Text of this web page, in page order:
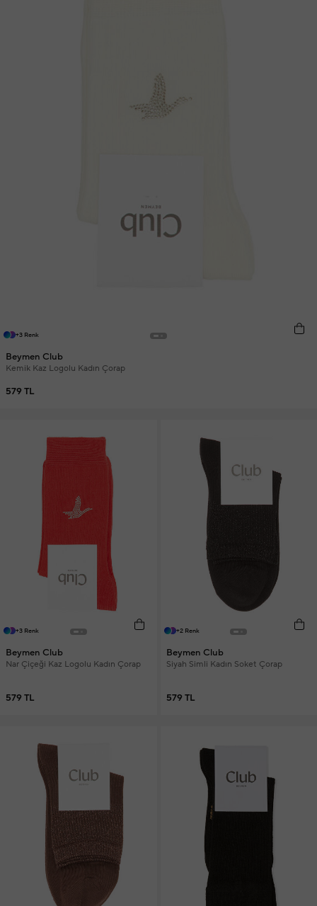
+3 Renk
Beymen Club
Kemik Kaz Logolu Kadın Çorap
579 TL
+3 Renk
Beymen Club
Nar Çiçeği Kaz Logolu Kadın Çorap
579 TL
+2 Renk
Beymen Club
Siyah Simli Kadın Soket Çorap
579 TL